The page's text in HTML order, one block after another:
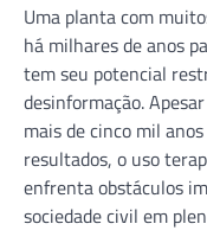
Uma planta com
há milhares de anos
tem seu potencial
desinformação.
mais de cinco mil
resultados, o uso
enfrenta obstáculos
sociedade civil em